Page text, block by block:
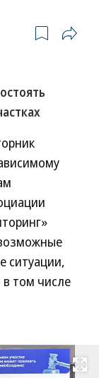
ситуации,
том числе
Развернуть